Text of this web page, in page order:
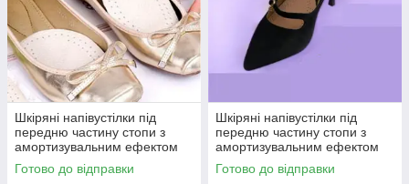
Шкіряні напівустілки під
передню частину стопи з
амортизувальним ефектом
GUANGZHENG бежевий
03462
Готово до відправки
Шкіряні напівустілки під
передню частину стопи з
амортизувальним ефектом
GUANGZHENG коричневий
03463
Готово до відправки